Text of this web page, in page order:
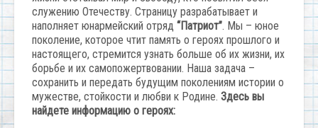
служению Отечеству. Страницу разрабатывает и
наполняет юнармейский отряд “Патриот”. Мы – юное
поколение, которое чтит память о героях прошлого и
настоящего, стремится узнать больше об их жизни, их
борьбе и их самопожертвовании. Наша задача –
сохранить и передать будущим поколениям истории о
мужестве, стойкости и любви к Родине. Здесь вы
найдете информацию о героях: